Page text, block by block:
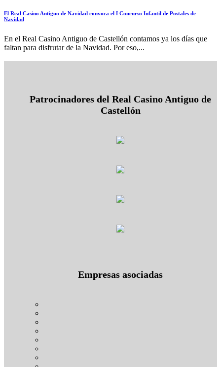
El Real Casino Antiguo de Navidad convoca el I Concurso Infantil de Postales de
Navidad
En el Real Casino Antiguo de Castellón contamos ya los días que
faltan para disfrutar de la Navidad. Por eso,...
Patrocinadores del Real Casino Antiguo de
Castellón
Empresas asociadas